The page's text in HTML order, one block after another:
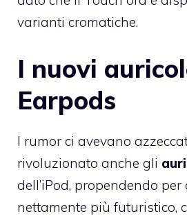
varianti cromatiche.
I nuovi
Earpods
I rumor ci avevano
rivoluzionato anche gli
dell’iPod, propendendo
nettamente più futuristico,